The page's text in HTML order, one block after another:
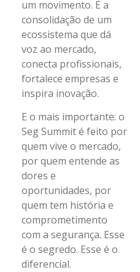
um movimento. É a
consolidação de um
ecossistema que dá
voz ao mercado,
conecta profissionais,
fortalece empresas e
inspira inovação.
E o mais importante: o
Seg Summit é feito por
quem vive o mercado,
por quem entende as
dores e
oportunidades, por
quem tem história e
comprometimento
com a segurança. Esse
é o segredo. Esse é o
diferencial.